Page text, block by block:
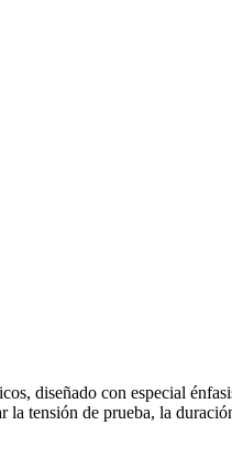
diseñado con especial
tensión de prueba, la